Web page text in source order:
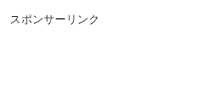
スポンサーリンク